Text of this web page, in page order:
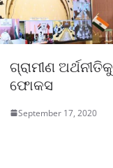
ଗ୍ରାମୀଣ ଅର୍ଥନୀତିକୁ
ଫୋକସ
September 17, 2020